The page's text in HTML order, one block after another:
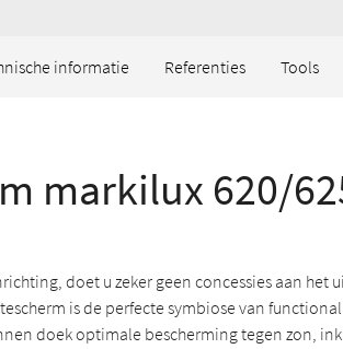
informatie Referenties Tools
markilux 620/
doet u zeker geen concessies aan het
is de perfecte symbiose van
doek optimale bescherming tegen zon,